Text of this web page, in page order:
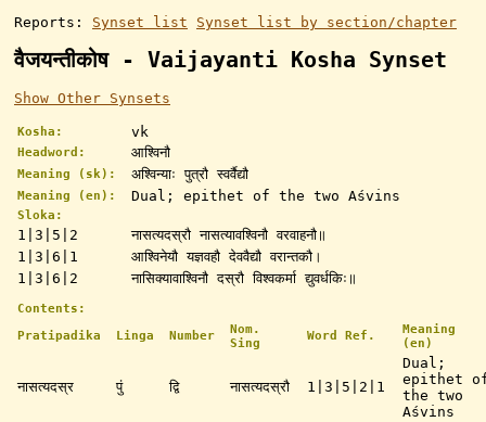
Reports: Synset list Synset list by section/chapter
वैजयन्तीकोष - Vaijayanti Kosha Synset
Show Other Synsets
Kosha: vk
Headword: आश्विनौ
Meaning (sk): अश्विन्याः पुत्रौ स्वर्वैद्यौ
Meaning (en): Dual; epithet of the two Aśvins
Sloka:
1|3|5|2
नासत्यदस्रौ नासत्यावश्विनौ वरवाहनौ॥
1|3|6|1
आश्विनेयौ यज्ञवहौ देववैद्यौ वरान्तकौ।
1|3|6|2
नासिक्यावाश्विनौ दस्रौ विश्वकर्मा द्युवर्धकिः॥
Contents:
Pratipadika
Linga Number
Nom.
Sing
Word Ref.
Meaning
(en)
नासत्यदस्र पुं द्वि नासत्यदस्रौ 1|3|5|2|1
Dual;
epithet
the two
Aśvins